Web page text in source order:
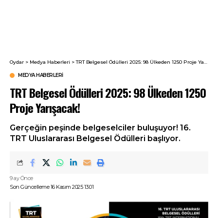
Oydar > Medya Haberleri >TRT Belgesel Ödülleri 2025: 98 Ülkeden 1250 Proje Yarışacak!
MEDYA HABERLERI
TRT Belgesel Ödülleri 2025: 98 Ülkeden 1250
Proje Yarışacak!
Gerçeğin peşinde belgeselciler buluşuyor! 16.
TRT Uluslararası Belgesel Ödülleri başlıyor.
Son Güncelleme 16 Kasım 2025 13:01
9 ay Önce